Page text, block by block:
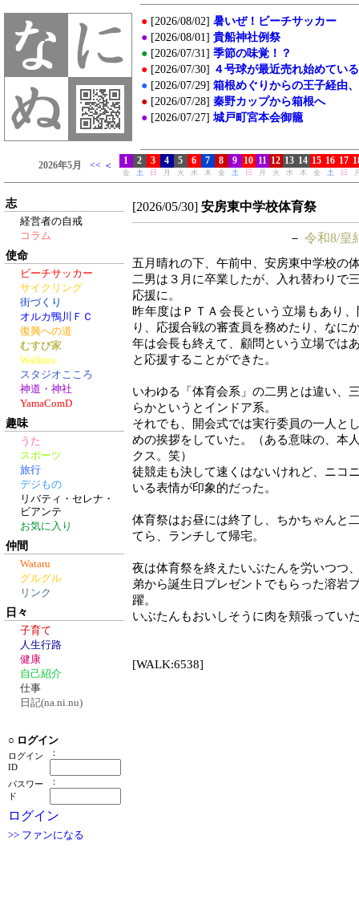
志
経営者の自戒
コラム
使命
ビーチサッカー
サイクリング
街づくり
オルカ鴨川ＦＣ
復興への道
むすび家
Walkins
スタジオこころ
神道・神社
YamaComD
趣味
うた
スポーツ
旅行
デジもの
リバティ・セレナ・
ビアンテ
お気に入り
仲間
Wataru
グルグル
リンク
日々
子育て
人生行路
健康
自己紹介
仕事
日記(na.ni.nu)
○ ログイン
ログイン
ID
：
パスワー
ド
：
ログイン
>> ファンになる
[2026/05/30] 安房東中学校体育祭
－ 令和8/皇
五月晴れの下、午前中、安房東中学校の
二男は３月に卒業したが、入れ替わりで
応援に。
昨年度はＰＴＡ会長という立場もあり
り、応援合戦の審査員を務めたり、なに
年は会長も終えて、顧問という立場では
と応援することができた。
いわゆる「体育会系」の二男とは違い、
らかというとインドア系。
それでも、開会式では実行委員の一人と
めの挨拶をしていた。（ある意味の、本
クス。笑）
徒競走も決して速くはないけれど、ニコ
いる表情が印象的だった。
体育祭はお昼には終了し、ちかちゃんと
てら、ランチして帰宅。
夜は体育祭を終えたいぶたんを労いつつ
弟から誕生日プレゼントでもらった溶岩
躍。
いぶたんもおいしそうに肉を頬張ってい
[WALK:6538]